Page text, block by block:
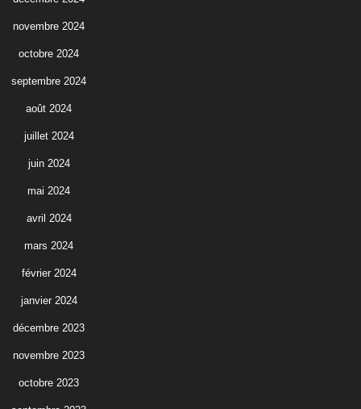
novembre 2024
octobre 2024
septembre 2024
août 2024
juillet 2024
juin 2024
mai 2024
avril 2024
mars 2024
février 2024
janvier 2024
décembre 2023
novembre 2023
octobre 2023